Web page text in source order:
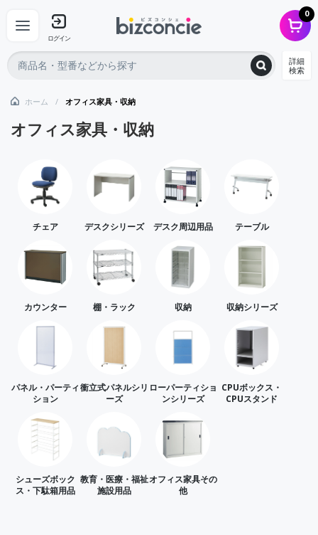
ログイン
0
詳細
検索
ホーム オフィス家具・収納
オフィス家具・収納
チェア デスクシリーズ デスク周辺用品 テーブル
カウンター 棚・ラック 収納 収納シリーズ
パネル・パーティ
ション
衝立式パネルシリ
ーズ
ローパーティショ
ンシリーズ
CPUボックス・
CPUスタンド
シューズボック
ス・下駄箱用品
教育・医療・福祉
施設用品
オフィス家具その
他